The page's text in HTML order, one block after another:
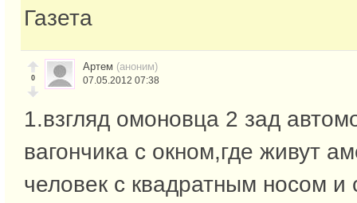
Газета
0
Артем (аноним)
07.05.2012 07:38
1.взгляд омоновца 2 зад
вагончика с окном,где живут
человек с квадратным носом и